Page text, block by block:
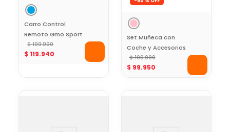
Carro Control
Remoto Gmo Sport
Toy Logic
$ 199.900
$ 119.940
Set Muñeca con
Coche y Accesorios
VDM Toys
$ 199.900
$ 99.950